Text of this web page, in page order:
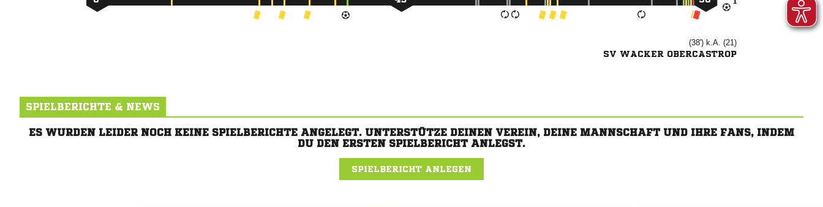
(38') k.A. (21)
SV WACKER OBERCASTROP
SPIELBERICHTE & NEWS
ES WURDEN LEIDER NOCH KEINE SPIELBERICHTE ANGELEGT. UNTERSTÜTZE DEINEN VEREIN, DEINE MANNSCHAFT UND IHRE FANS, INDEM
DU DEN ERSTEN SPIELBERICHT ANLEGST.
SPIELBERICHT ANLEGEN